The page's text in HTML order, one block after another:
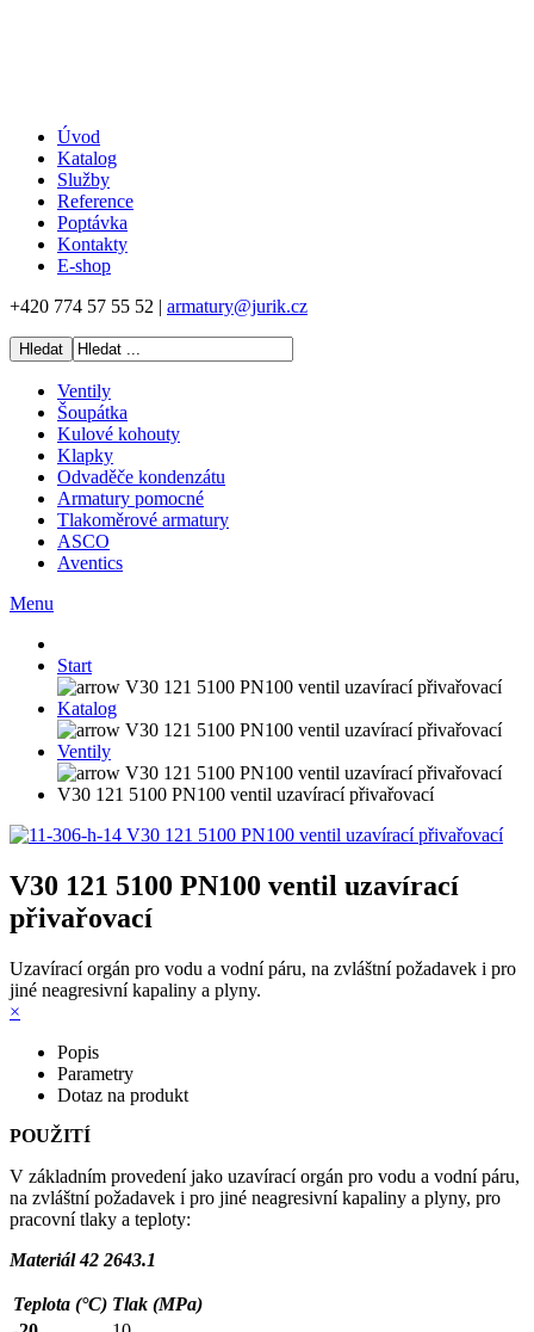
Úvod
Katalog
Služby
Reference
Poptávka
Kontakty
E-shop
+420 774 57 55 52 | armatury@jurik.cz
Ventily
Šoupátka
Kulové kohouty
Klapky
Odvaděče kondenzátu
Armatury pomocné
Tlakoměrové armatury
ASCO
Aventics
Menu
Start
Katalog
Ventily
V30 121 5100 PN100 ventil uzavírací přivařovací
V30 121 5100 PN100 ventil uzavírací
přivařovací
Uzavírací orgán pro vodu a vodní páru, na zvláštní požadavek i pro
jiné neagresivní kapaliny a plyny.
×
Popis
Parametry
Dotaz na produkt
POUŽITÍ
V základním provedení jako uzavírací orgán pro vodu a vodní páru,
na zvláštní požadavek i pro jiné neagresivní kapaliny a plyny, pro
pracovní tlaky a teploty:
Materiál 42 2643.1
Teplota (°C) Tlak (MPa)